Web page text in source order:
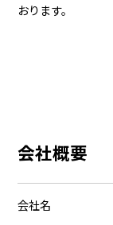
おります。
会社概要
会社名